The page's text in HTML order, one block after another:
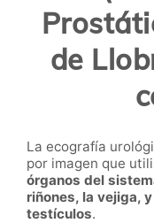
de
La ecografía
por imagen que
órganos del
riñones, la vejiga,
testículos.